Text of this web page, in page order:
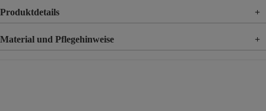
Produktdetails +
Material und Pflegehinweise +